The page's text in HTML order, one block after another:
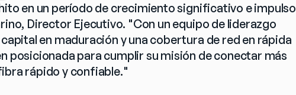
en un período de crecimiento significativo e impulso
Director Ejecutivo. "Con un equipo de liderazgo
en maduración y una cobertura de red en rápida
posicionada para cumplir su misión de conectar más
rápido y confiable."